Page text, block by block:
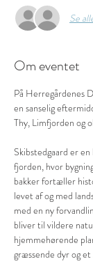
Se
Om eventet
På Herregårdenes
en sanselig
Thy, Limfjorden og
Skibstedgaard er
fjorden, hvor
bakker fortæller
levet af og med
med en ny
bliver til vildere
hjemmehørende
græssende dyr og